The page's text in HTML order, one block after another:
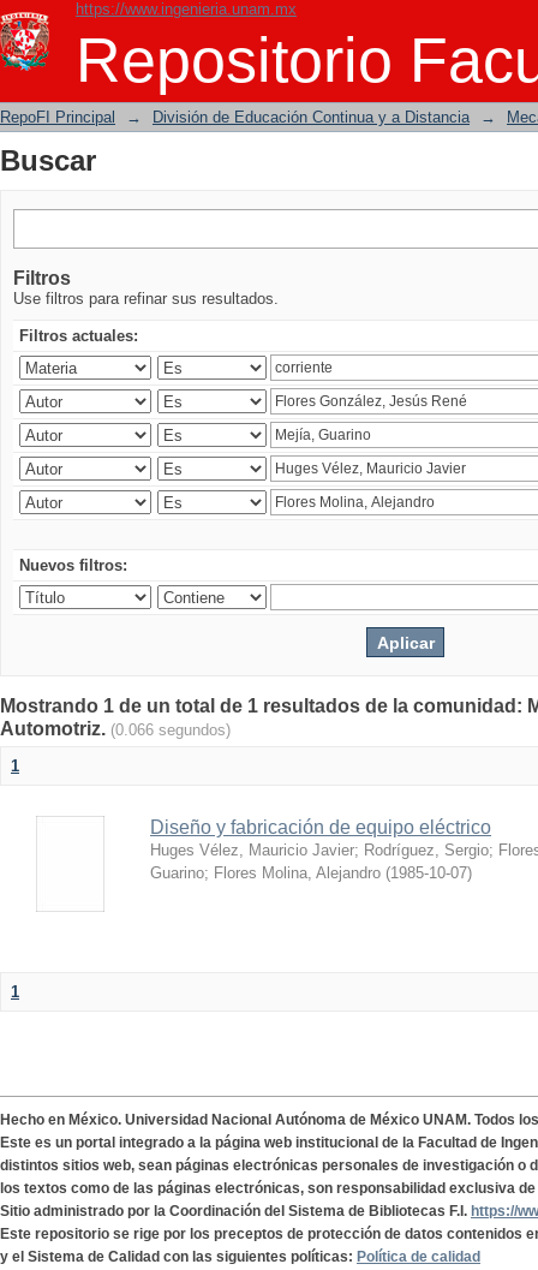
https://www.ingenieria.unam.mx
Repositorio
Buscar
RepoFI Principal → División de Educación Continua y a Distancia →
Buscar
Filtros
Use filtros para refinar sus resultados.
Filtros actuales:
Nuevos filtros:
Mostrando 1 de un total de 1 resultados de la comunidad:
Automotriz. (0.066 segundos)
1
Diseño y fabricación de equipo eléctrico
Huges Vélez, Mauricio Javier; Rodríguez, Sergio;
Guarino; Flores Molina, Alejandro (1985-10-07)
1
Hecho en México. Universidad Nacional Autónoma de México UNAM. Todos
Este es un portal integrado a la página web institucional de la Facultad de
distintos sitios web, sean páginas electrónicas personales de investigación o
los textos como de las páginas electrónicas, son responsabilidad exclusiva
Sitio administrado por la Coordinación del Sistema de Bibliotecas F.I. https://
Este repositorio se rige por los preceptos de protección de datos contenidos
y el Sistema de Calidad con las siguientes políticas: Política de calidad